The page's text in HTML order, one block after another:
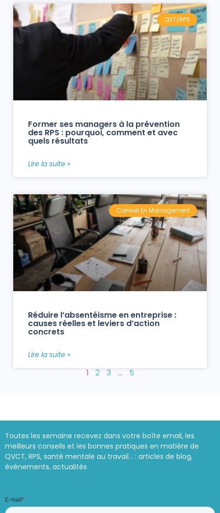
QVT/RPS
Former ses managers à la prévention
des RPS : pourquoi, comment et avec
quels résultats
Lire la suite »
Conseil En Management
Réduire l’absentéisme en entreprise :
causes réelles et leviers d’action
concrets
Lire la suite »
1 2 3 … 5
Toutes les semaine recevez dans votre boîte email, les
meilleurs conseils et les bonnes pratiques en matière de
QVCT, RPS, santé mentale au travail… : articles de blog,
événements, actualités